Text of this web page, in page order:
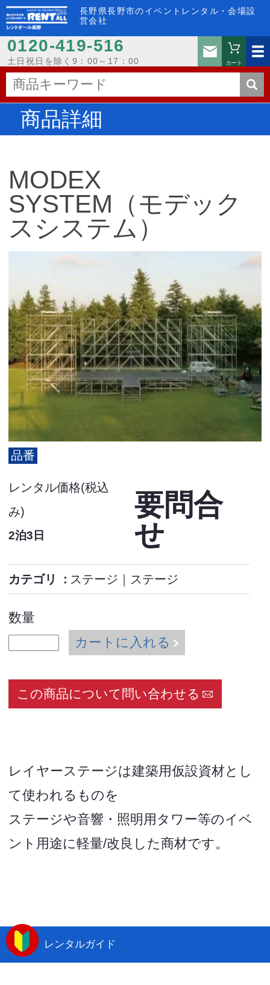
長野県長野市のイベントレンタル・会場設
営会社
0120-419-516
土日祝日を除く9：00～17：00
お問い
カート
商品詳細
MODEX
SYSTEM（モデック
スシステム）
品番
レンタル価格(税込
み)
2泊3日
要問合
せ
カテゴリ ステージ ステージ
数量
カートに入れる
この商品について問い合わせる
レイヤーステージは建築用仮設資材とし
て使われるものを
ステージや音響・照明用タワー等のイベ
ント用途に軽量/改良した商材です。
レンタルガイド